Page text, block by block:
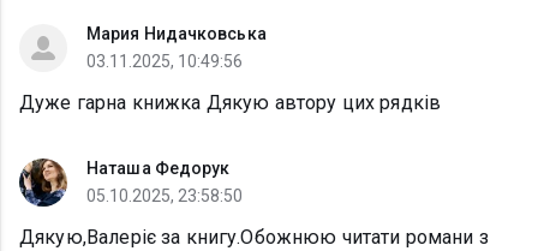
Мария Нидачковська
03.11.2025, 10:49:56
Дуже гарна книжка Дякую автору цих рядків
Наташа Федорук
05.10.2025, 23:58:50
Дякую,Валеріє за книгу.Обожнюю читати романи з